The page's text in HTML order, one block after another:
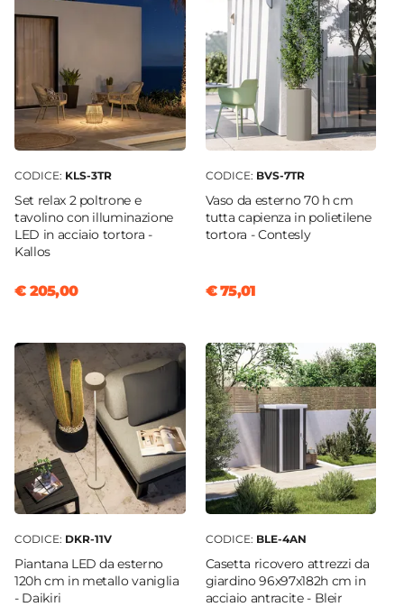
CODICE: KLS-3TR
Set relax 2 poltrone e
tavolino con illuminazione
LED in acciaio tortora -
Kallos
€ 205,00
CODICE: BVS-7TR
Vaso da esterno 70 h cm
tutta capienza in polietilene
tortora - Contesly
€ 75,01
CODICE: DKR-11V
Piantana LED da esterno
120h cm in metallo vaniglia
- Daikiri
CODICE: BLE-4AN
Casetta ricovero attrezzi da
giardino 96x97x182h cm in
acciaio antracite - Bleir